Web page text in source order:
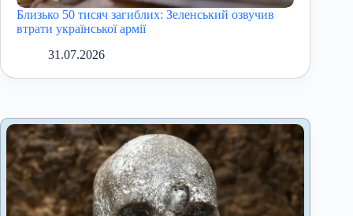
Близько 50 тисяч загиблих: Зеленський озвучив
втрати української армії
31.07.2026